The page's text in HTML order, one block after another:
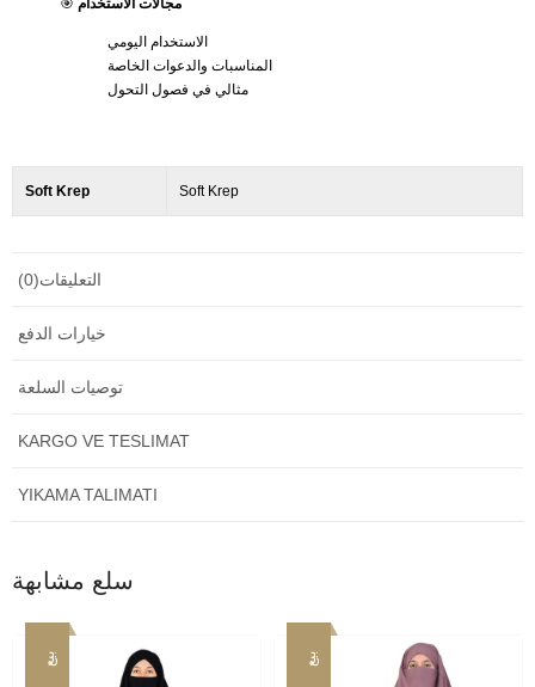
🎯 مجالات الاستخدام
الاستخدام اليومي
المناسبات والدعوات الخاصة
مثالي في فصول التحول
Soft Krep Soft Krep
التعليقات(0)
خيارات الدفع
توصيات السلعة
KARGO VE TESLIMAT
YIKAMA TALIMATI
سلع مشابهة
بيع بيع